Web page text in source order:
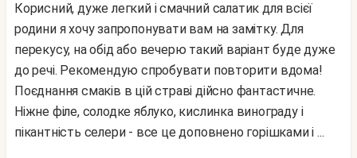
Корисний, дуже легкий і смачний салатик для всієї
родини я хочу запропонувати вам на замітку. Для
перекусу, на обід або вечерю такий варіант буде дуже
до речі. Рекомендую спробувати повторити вдома!
Поєднання смаків в цій страві дійсно фантастичне.
Ніжне філе, солодке яблуко, кислинка винограду і
пікантність селери - все це доповнено горішками і ...